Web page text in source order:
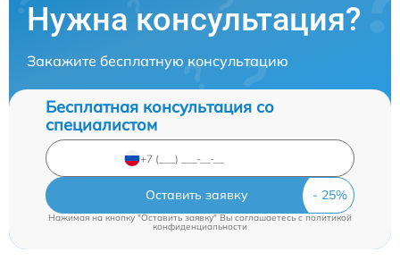
Нужна консультация?
Закажите бесплатную консультацию
Бесплатная консультация со
специалистом
Оставить заявку
Нажимая на кнопку "Оставить заявку" Вы соглашаетесь c политикой
конфиденциальности